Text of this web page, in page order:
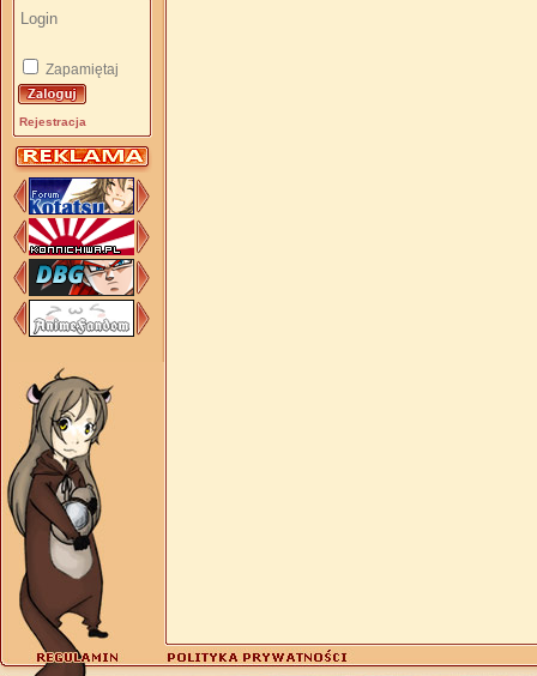
Zapamiętaj
Rejestracja